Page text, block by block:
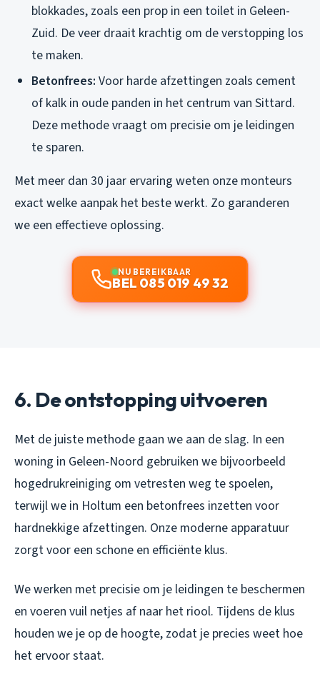
blokkades, zoals een prop in een toilet in Geleen-
Zuid. De veer draait krachtig om de verstopping los
te maken.
Betonfrees: Voor harde afzettingen zoals cement
of kalk in oude panden in het centrum van Sittard.
Deze methode vraagt om precisie om je leidingen
te sparen.
Met meer dan 30 jaar ervaring weten onze monteurs
exact welke aanpak het beste werkt. Zo garanderen
we een effectieve oplossing.
NU BEREIKBAAR
BEL 085 019 49 32
6. De ontstopping uitvoeren
Met de juiste methode gaan we aan de slag. In een
woning in Geleen-Noord gebruiken we bijvoorbeeld
hogedrukreiniging om vetresten weg te spoelen,
terwijl we in Holtum een betonfrees inzetten voor
hardnekkige afzettingen. Onze moderne apparatuur
zorgt voor een schone en efficiënte klus.
We werken met precisie om je leidingen te beschermen
en voeren vuil netjes af naar het riool. Tijdens de klus
houden we je op de hoogte, zodat je precies weet hoe
het ervoor staat.